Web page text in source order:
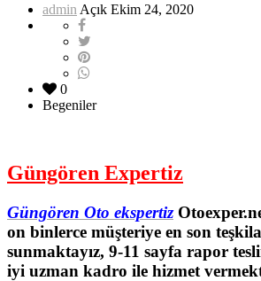
admin Açık Ekim 24, 2020
0
Begeniler
Güngören Expertiz
Güngören Oto ekspertiz
on binlerce müşteriye en son
sunmaktayız, 9-11 sayfa rapor
iyi uzman kadro ile hizmet